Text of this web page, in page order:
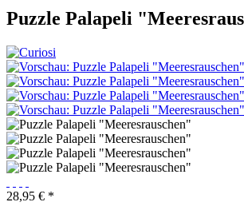
Puzzle Palapeli
28,95 € *